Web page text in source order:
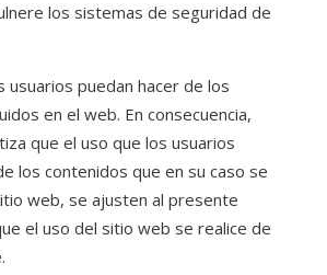
los sistemas de seguridad de
usuarios puedan hacer de los
en el web. En consecuencia,
que el uso que los usuarios
los contenidos que en su caso se
web, se ajusten al presente
el uso del sitio web se realice de